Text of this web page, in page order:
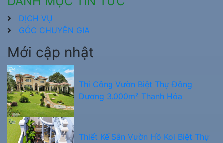
DỊCH VỤ
GÓC CHUYÊN GIA
Mới cập nhật
Thi Công Vườn Biệt Thự Đông
Dương 3.000m² Thanh Hóa
Thiết Kế Sân Vườn Hồ Koi Biệt Thự